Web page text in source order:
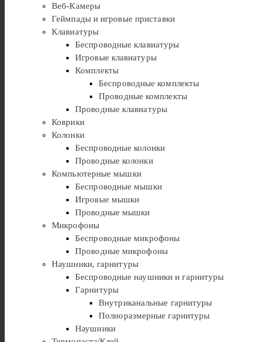
Веб-Камеры
Геймпады и игровые приставки
Клавиатуры
Беспроводные клавиатуры
Игровые клавиатуры
Комплекты
Беспроводные комплекты
Проводные комплекты
Проводные клавиатуры
Коврики
Колонки
Беспроводные колонки
Проводные колонки
Компьютерные мышки
Беспроводные мышки
Игровые мышки
Проводные мышки
Микрофоны
Беспроводные микрофоны
Проводные микрофоны
Наушники, гарнитуры
Беспроводные наушники и гарнитуры
Гарнитуры
Внутриканальные гарнитуры
Полноразмерные гарнитуры
Наушники